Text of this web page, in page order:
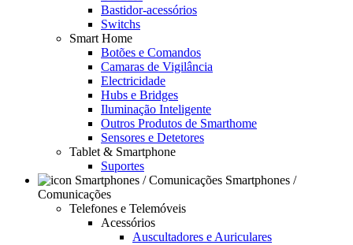
Bastidor-acessórios
Switchs
Smart Home
Botões e Comandos
Camaras de Vigilância
Electricidade
Hubs e Bridges
Iluminação Inteligente
Outros Produtos de Smarthome
Sensores e Detetores
Tablet & Smartphone
Suportes
Smartphones /
Comunicações
Telefones e Telemóveis
Acessórios
Auscultadores e Auriculares